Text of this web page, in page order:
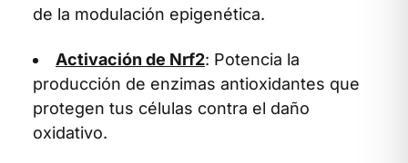
de la modulación epigenética.
Activación de Nrf2: Potencia la
producción de enzimas antioxidantes que
protegen tus células contra el daño
oxidativo.